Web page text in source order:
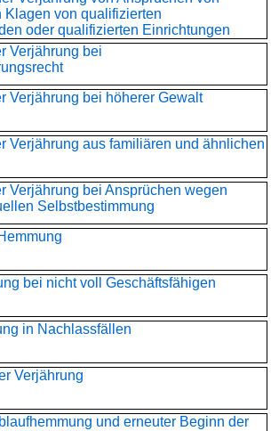
Klagen von qualifizierten
oder qualifizierten Einrichtungen
Verjährung bei
Verjährung bei höherer Gewalt
Verjährung aus familiären und ähnlichen
Verjährung bei Ansprüchen wegen
Selbstbestimmung
bei nicht voll Geschäftsfähigen
in Nachlassfällen
Verjährung
und erneuter Beginn der